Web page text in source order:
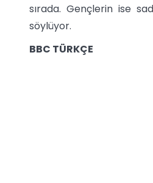
sırada. Gençlerin ise
söylüyor.
BBC TÜRKÇE